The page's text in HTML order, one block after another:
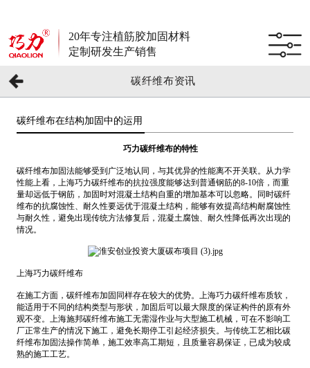
20年专注植筋胶加固材料
定制研发生产销售
碳纤维布资讯
碳纤维布在结构加固中的运用
巧力碳纤维布的特性
碳纤维布加固法能够受到广泛地认同，与其优异的性能离不开关联。从力学
性能上看，上海巧力碳纤维布的抗拉强度能够达到普通钢筋的8-10倍，而重
量却远低于钢筋，加固时对混凝土结构自重的增加基本可以忽略。同时碳纤
维布的抗腐蚀性、耐久性要远优于混凝土结构，能够有效提高结构耐腐蚀性
与耐久性，避免出现传统方法修复后，混凝土腐蚀、耐久性降低再次出现的
情况。
上海巧力碳纤维布
在施工方面，碳纤维布加固同样存在较大的优势。上海巧力碳纤维布质软，
能适用于不同的结构类型与形状，加固后可以最大限度的保证构件的原有外
观不变。上海施邦碳纤维布施工无需湿作业与大型施工机械，可在不影响工
厂正常生产的情况下施工，避免长期停工引起经济损失。与传统工艺相比碳
纤维布加固法操作简单，施工效率高工期短，且质量容易保证，已成为较成
熟的施工工艺。